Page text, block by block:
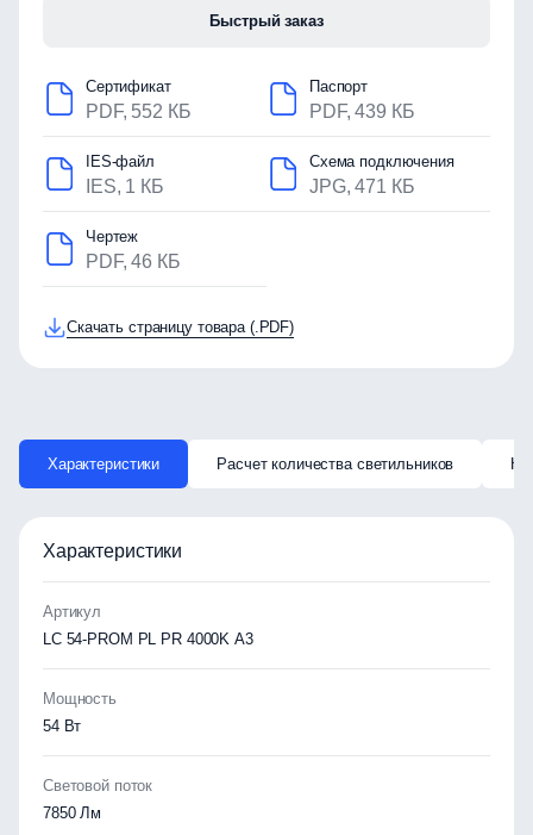
Быстрый заказ
Сертификат
PDF, 552 КБ
Паспорт
PDF, 439 КБ
IES-файл
IES, 1 КБ
Схема подключения
JPG, 471 КБ
Чертеж
PDF, 46 КБ
Скачать страницу товара (.PDF)
Характеристики Расчет количества светильников
Характеристики
Артикул
LC 54-PROM PL PR 4000K A3
Мощность
54 Вт
Световой поток
7850 Лм